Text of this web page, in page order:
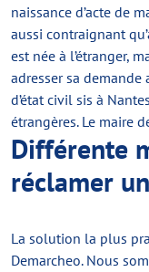
naissance d’acte de
aussi contraignant
est née à l’étranger,
adresser sa demande
d’état civil sis à
étrangères. Le maire
Différente
réclamer
La solution la plus
Demarcheo. Nous